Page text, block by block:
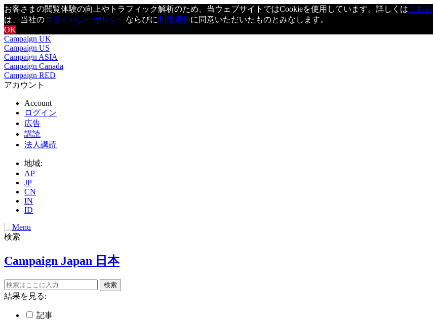
お客さまの閲覧体験の向上やトラフィック解析のため、当ウェブサイトではCookieを使用しています。詳しくはこちら
は、当社のプライバシーポリシーならびに利用規約に同意いただいたものとみなします。
OK
Campaign UK
Campaign US
Campaign ASIA
Campaign Canada
Campaign RED
アカウント
Account
ログイン
広告
講読
法人講読
地域:
AP
JP
CN
IN
ID
検索
Campaign Japan 日本
結果を見る:
記事